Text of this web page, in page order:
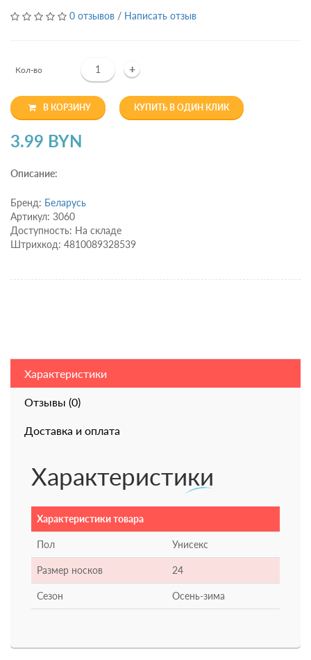
0 отзывов / Написать отзыв
Кол-во +
В КОРЗИНУ КУПИТЬ В ОДИН КЛИК
3.99 BYN
Описание:
Бренд: Беларусь
Артикул: 3060
Доступность: На складе
Штрихкод: 4810089328539
Характеристики
Отзывы (0)
Доставка и оплата
Характеристики
Характеристики товара
Пол Унисекс
Размер носков 24
Сезон Осень-зима